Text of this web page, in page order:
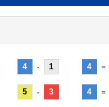
4 - 1
5 - 3
4 =
4 =